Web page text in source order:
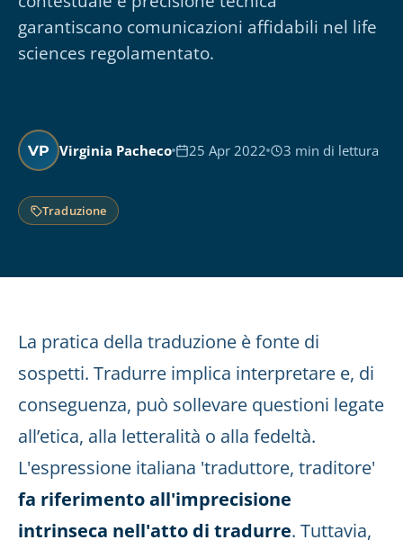
garantiscano comunicazioni affidabili nel life
sciences regolamentato.
VP Virginia Pacheco 25 Apr 2022 3 min di lettura
Traduzione
La pratica della traduzione è fonte di
sospetti. Tradurre implica interpretare e, di
conseguenza, può sollevare questioni legate
all’etica, alla letteralità o alla fedeltà.
L'espressione italiana 'traduttore, traditore'
fa riferimento all'imprecisione
intrinseca nell'atto di tradurre. Tuttavia,